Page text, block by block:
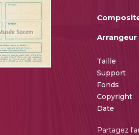
Arrangeur
Taille
Support
Fonds
Copyright
Date
Partagez